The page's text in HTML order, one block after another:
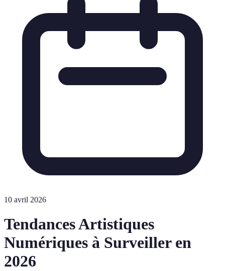
10 avril 2026
Tendances Artistiques
Numériques à Surveiller en
2026